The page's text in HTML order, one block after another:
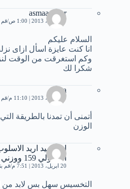
asmaa taher
17 أبريل، 2013 | 1:00 ص قم
السلام عليكم
انا كنت عايزة اسأل ازاى
وكم استغرقت من الوقت
شكرا لك
sara
19 أبريل، 2013 | 11:10 م قم
أتمنى أن تمدنا بالطريقة
الوزن
اخ رشيد اريد
انا طولي 159 ووزني 110 ارجو الرد
20 أبريل، 2013 | 7:51 م قم
التخسيس سهل بس لابد من